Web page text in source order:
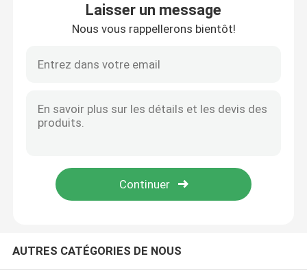
Contrôle de la qualité
Contact
Tous les cas
Laisser un message
Nous vous rappellerons bientôt!
AUTRES CATÉGORIES DE NOUS